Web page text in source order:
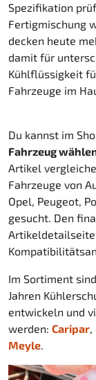
Spezifikation
Fertigmischung
decken heute
damit für
Kühlflüssigkeit
Fahrzeuge im
Du kannst im
Fahrzeug
Artikel
Fahrzeuge von
Opel, Peugeot,
gesucht. Den
Im Sortiment
Jahren
entwickeln und
werden: Caripar,
Meyle.